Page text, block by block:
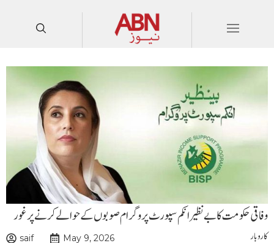
وفاقی حکومت کا بے نظیر انکم سپورٹ پروگرام صوبوں کے حوالے کرنے پر غور
کاروبار saif May 9, 2026